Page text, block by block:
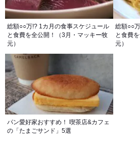
総額○○万!? 1カ月の食事スケジュール
と食費を全公開！（3月・マッキー牧
元）
総額○○
と食費
元）
パン愛好家おすすめ！ 喫茶店&カフェ
の「たまごサンド」5選